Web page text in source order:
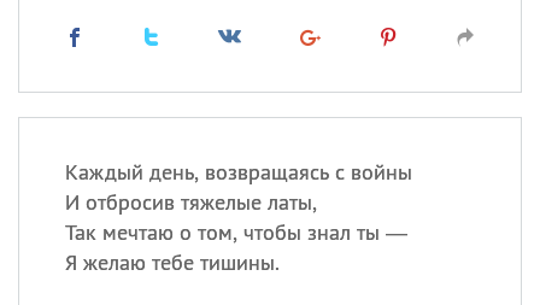
Каждый день, возвращаясь с войны
И отбросив тяжелые латы,
Так мечтаю о том, чтобы знал ты —
Я желаю тебе тишины.